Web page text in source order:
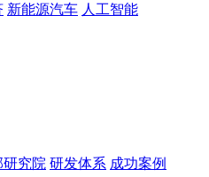
新能源汽车 人工智能
研究院 研发体系 成功案例